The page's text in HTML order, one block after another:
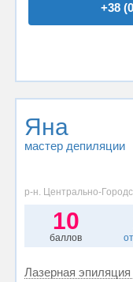
+38
Яна
мастер депиляции
р-н. Центрально-
10
баллов
Лазерная